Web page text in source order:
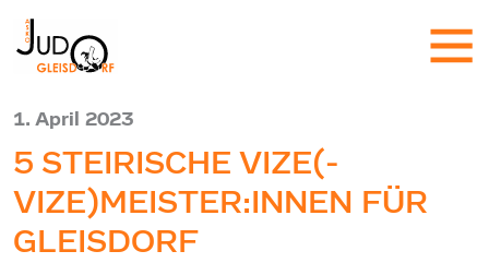
1. April 2023
5 STEIRISCHE VIZE(-
VIZE)MEISTER:INNEN FÜR
GLEISDORF